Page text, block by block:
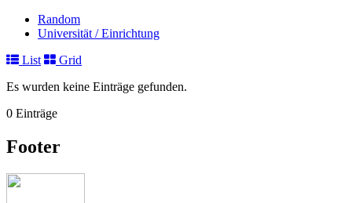
Random
Universität / Einrichtung
List
Grid
Es wurden keine Einträge gefunden.
0 Einträge
Footer